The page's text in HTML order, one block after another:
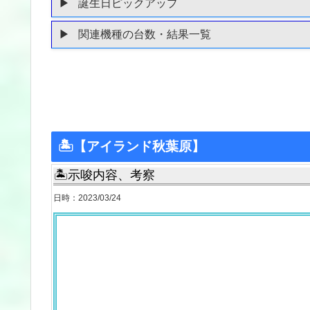
誕生日ピックアップ
関連機種の台数・結果一覧
🏝【アイランド秋葉原】
🏝示唆内容、考察
日時：2023/03/24